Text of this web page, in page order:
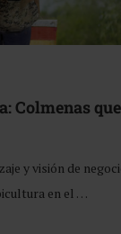
Colmenas
y visión de
en el …